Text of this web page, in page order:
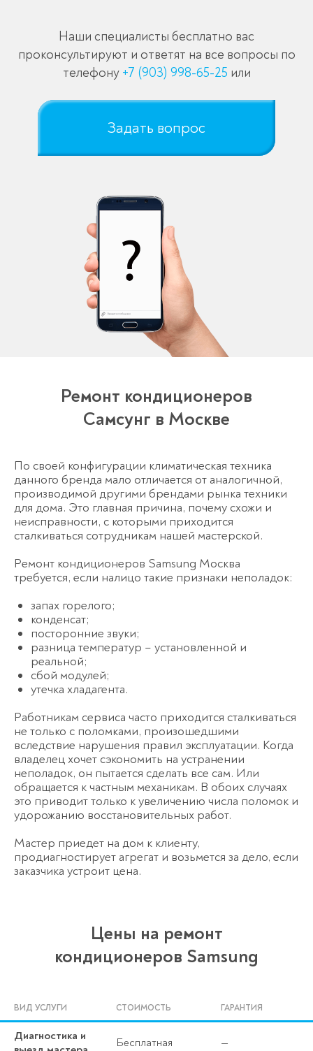
Наши специалисты бесплатно вас
проконсультируют и ответят на все вопросы по
телефону +7 (903) 998-65-25 или
Задать вопрос
Ремонт кондиционеров
Самсунг в Москве
По своей конфигурации климатическая техника
данного бренда мало отличается от аналогичной,
производимой другими брендами рынка техники
для дома. Это главная причина, почему схожи и
неисправности, с которыми приходится
сталкиваться сотрудникам нашей мастерской.
Ремонт кондиционеров Samsung Москва
требуется, если налицо такие признаки неполадок:
запах горелого;
конденсат;
посторонние звуки;
разница температур – установленной и
реальной;
сбой модулей;
утечка хладагента.
Работникам сервиса часто приходится сталкиваться
не только с поломками, произошедшими
вследствие нарушения правил эксплуатации. Когда
владелец хочет сэкономить на устранении
неполадок, он пытается сделать все сам. Или
обращается к частным механикам. В обоих случаях
это приводит только к увеличению числа поломок и
удорожанию восстановительных работ.
Мастер приедет на дом к клиенту,
продиагностирует агрегат и возьмется за дело, если
заказчика устроит цена.
Цены на ремонт
кондиционеров Samsung
ВИД УСЛУГИ СТОИМОСТЬ ГАРАНТИЯ
Диагностика и
Бесплатная —